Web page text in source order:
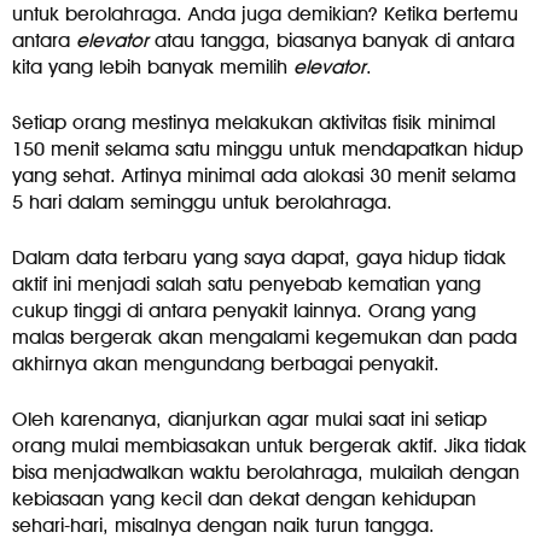
untuk berolahraga. Anda juga demikian? Ketika bertemu
antara elevatoratau tangga, biasanya banyak di antara
kita yang lebih banyak memilih elevator.
Setiap orang mestinya melakukan aktivitas fisik minimal
150 menit selama satu minggu untuk mendapatkan hidup
yang sehat. Artinya minimal ada alokasi 30 menit selama
5 hari dalam seminggu untuk berolahraga.
Dalam data terbaru yang saya dapat, gaya hidup tidak
aktif ini menjadi salah satu penyebab kematian yang
cukup tinggi di antara penyakit lainnya. Orang yang
malas bergerak akan mengalami kegemukan dan pada
akhirnya akan mengundang berbagai penyakit.
Oleh karenanya, dianjurkan agar mulai saat ini setiap
orang mulai membiasakan untuk bergerak aktif. Jika tidak
bisa menjadwalkan waktu berolahraga, mulailah dengan
kebiasaan yang kecil dan dekat dengan kehidupan
sehari-hari, misalnya dengan naik turun tangga.